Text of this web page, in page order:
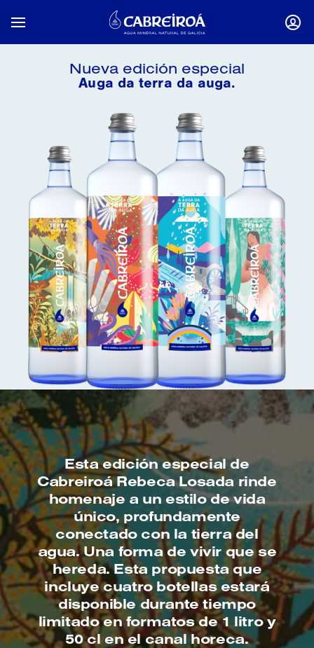
Mostrar / Ocultar Navegación
Nueva edición especial
Auga da terra da auga.
Esta edición especial de
Cabreiroá Rebeca Losada rinde
homenaje a un estilo de vida
único, profundamente
conectado con la tierra del
agua. Una forma de vivir que se
hereda. Esta propuesta que
incluye cuatro botellas estará
disponible durante tiempo
limitado en formatos de 1 litro y
50 cl en el canal horeca.